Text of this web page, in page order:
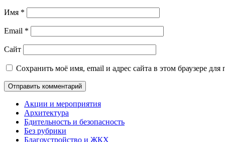
Имя *
Email *
Сайт
Сохранить моё имя, email и адрес сайта в этом браузере
Акции и мероприятия
Архитектура
Бдительность и безопасность
Без рубрики
Благоустройство и ЖКХ